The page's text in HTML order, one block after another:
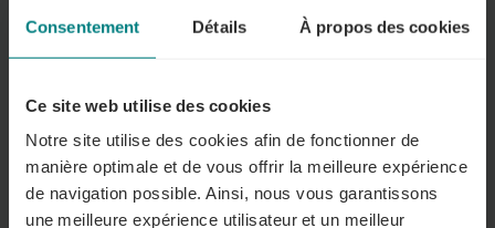
Consentement Détails À propos des cookies
Ce site web utilise des cookies
Notre site utilise des cookies afin de fonctionner de
manière optimale et de vous offrir la meilleure expérience
de navigation possible. Ainsi, nous vous garantissons
une meilleure expérience utilisateur et un meilleur
remboursements de frais mentionnés ici sont
toujours des montants nets, exonérés d’ONSS.
Frais de transport